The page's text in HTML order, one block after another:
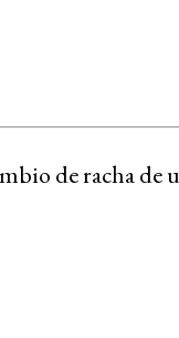
de racha de